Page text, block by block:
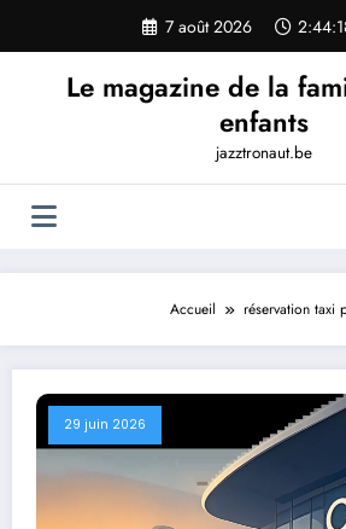
contenu
7 août 2026
Le magazine de la
enfants
jazztronaut.be
Accueil réservation taxi
29 juin 2026